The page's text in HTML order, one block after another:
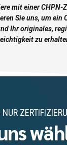
mit einer
Sie uns, um ein
Ihr originales,
zu